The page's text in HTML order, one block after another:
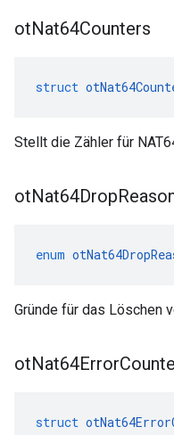
otNat64Counters
struct
Stellt die Zähler für
otNat64Drop
enum
Gründe für das Löschen
otNat64Error
struct